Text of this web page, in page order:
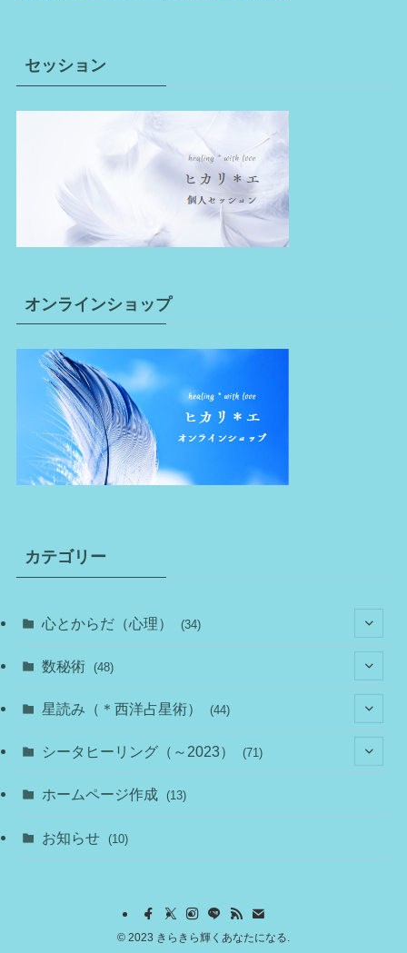
セッション
オンラインショップ
カテゴリー
心とからだ（心理） (34)
(1)
(22)
(7)
(4)
(7)
数秘術 (48)
(11)
(10)
(15)
星読み（＊西洋占星術） (44)
(11)
(8)
シータヒーリング（～2023） (71)
(14)
(24)
ホームページ作成 (13)
お知らせ (10)
© 2023 きらきら輝くあなたになる.